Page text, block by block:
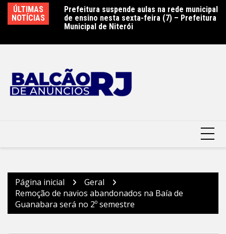
para
ÚLTIMAS
NOTÍCIAS
Nº 195/2026 –
Prefeitura suspende aulas na rede municipal
de ensino nesta sexta-feira (7) – Prefeitura
Municipal de Niterói
Página inicial
Geral
Remoção de navios abandonados na Baía de
Guanabara será no 2º semestre